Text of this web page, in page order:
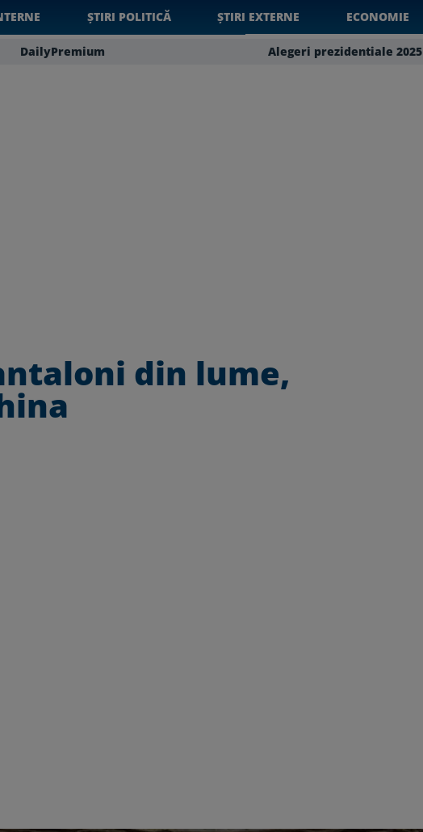
ȘTIRI POLITICĂ ȘTIRI EXTERNE ECONOMIE
DailyPremium Alegeri prezidentiale 2025
din lume,